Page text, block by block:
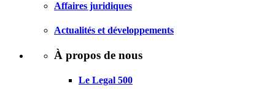
Affaires juridiques
Actualités et développements
À propos de nous
Le Legal 500